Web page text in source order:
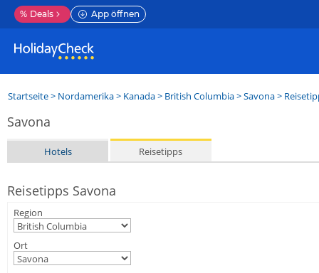
% Deals App öffnen
Startseite> Nordamerika> Kanada> British Columbia>Savona>
Savona
Hotels Reisetipps
Reisetipps Savona
Region
Ort